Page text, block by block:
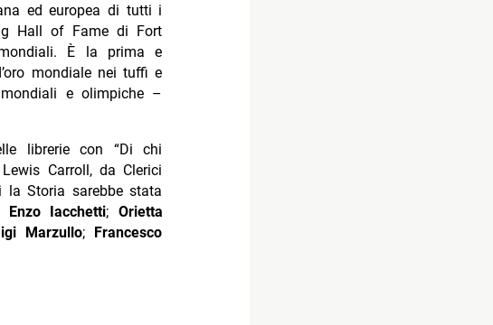
ed europea di tutti i
Hall of Fame di Fort
È la prima e
mondiale nei tuffi e
e olimpiche –
librerie con “Di chi
Carroll, da Clerici
la Storia sarebbe stata
Enzo Iacchetti; Orietta
Marzullo; Francesco